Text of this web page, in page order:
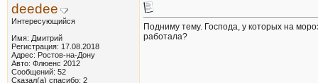
deedee
Интересующийся
Имя: Дмитрий
Регистрация: 17.08.2018
Адрес: Ростов-на-Дону
Авто: Флюенс 2012
Сообщений: 52
Сказал(а) спасибо: 2
Подниму тему. Господа, у которых на
работала?